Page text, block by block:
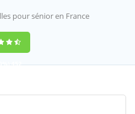
pour sénior en France
452